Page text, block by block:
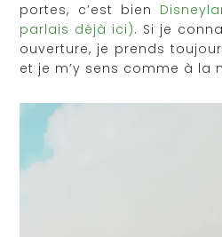
portes, c’est bien
parlais déjà ici). Si je
ouverture, je prends
et je m’y sens comme à la